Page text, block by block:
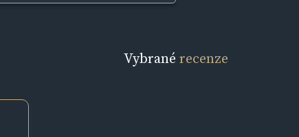
Vybrané recenze